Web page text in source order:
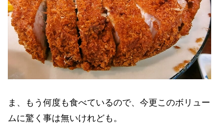
ま、もう何度も食べているので、今更このボリュー
ムに驚く事は無いけれども。